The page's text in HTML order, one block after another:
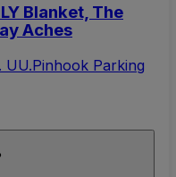
Blanket, The
Aches
UU.Pinhook Parking